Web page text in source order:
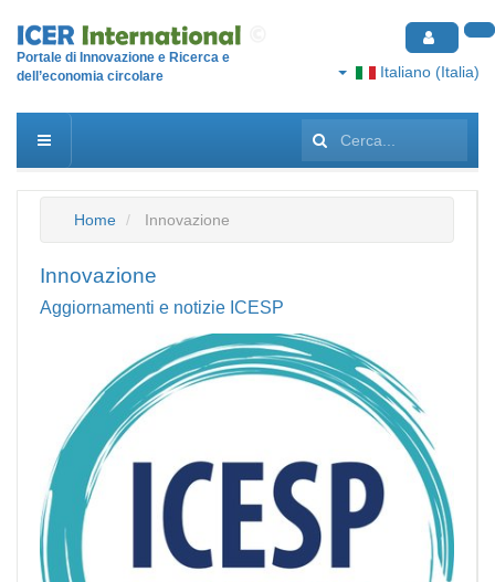
Portale di Innovazione e Ricerca e
dell’economia circolare
Italiano (Italia)
Cerca...
Home Innovazione
Innovazione
Aggiornamenti e notizie ICESP